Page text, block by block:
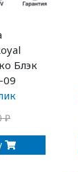
Блэк
09
₽